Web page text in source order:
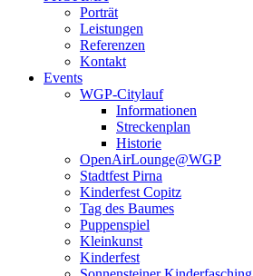
Porträt
Leistungen
Referenzen
Kontakt
Events
WGP-Citylauf
Informationen
Streckenplan
Historie
OpenAirLounge@WGP
Stadtfest Pirna
Kinderfest Copitz
Tag des Baumes
Puppenspiel
Kleinkunst
Kinderfest